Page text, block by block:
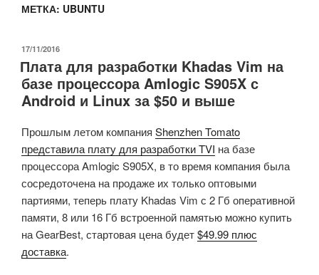
МЕТКА: UBUNTU
ОПУБЛИКОВАНО
17/11/2016
Плата для разработки Khadas Vim на
базе процессора Amlogic S905X с
Android и Linux за $50 и выше
Прошлым летом компания Shenzhen Tomato
представила плату для разработки TVI на базе
процессора Amlogic S905X, в то время компания была
сосредоточена на продаже их только оптовыми
партиями, теперь плату Khadas Vim с 2 Гб оперативной
памяти, 8 или 16 Гб встроенной памятью можно купить
на GearBest, стартовая цена будет$49.99 плюс
доставка.